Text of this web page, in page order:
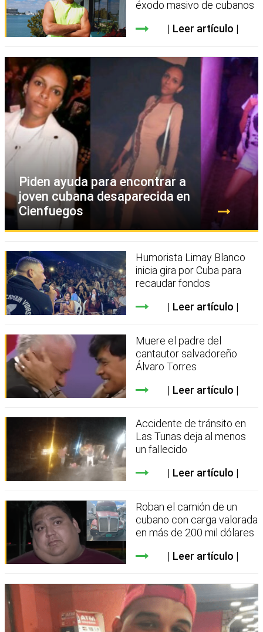
éxodo masivo de cubanos
Leer artículo
Piden ayuda para encontrar a
joven cubana desaparecida en
Cienfuegos
Humorista Limay Blanco
inicia gira por Cuba para
recaudar fondos
Leer artículo
Muere el padre del
cantautor salvadoreño
Álvaro Torres
Leer artículo
Accidente de tránsito en
Las Tunas deja al menos
un fallecido
Leer artículo
Roban el camión de un
cubano con carga valorada
en más de 200 mil dólares
Leer artículo